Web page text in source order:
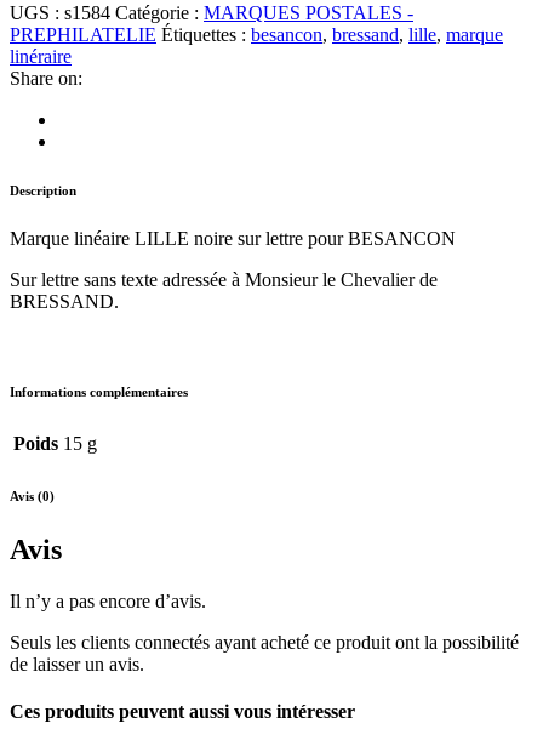
UGS : s1584 Catégorie : MARQUES POSTALES -
PREPHILATELIE Étiquettes : besancon, bressand, lille, marque
linéraire
Share on:
Description
Marque linéaire LILLE noire sur lettre pour BESANCON
Sur lettre sans texte adressée à Monsieur le Chevalier de
BRESSAND.
Informations complémentaires
Poids 15 g
Avis (0)
Avis
Il n’y a pas encore d’avis.
Seuls les clients connectés ayant acheté ce produit ont la possibilité
de laisser un avis.
Ces produits peuvent aussi vous intéresser